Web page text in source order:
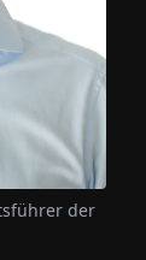
der